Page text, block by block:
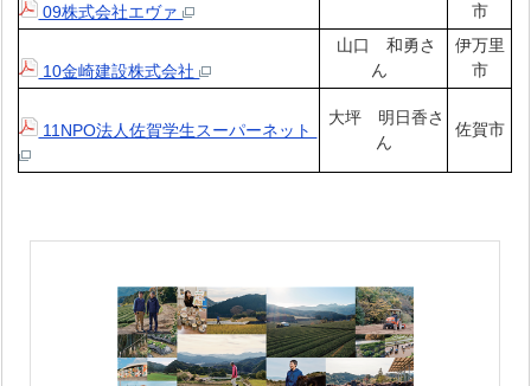
09株式会社エヴァ
市
10金崎建設株式会社
山口 和勇さ
ん
伊万里
市
11NPO法人佐賀学生スーパーネット
大坪 明日香さ
ん
佐賀市